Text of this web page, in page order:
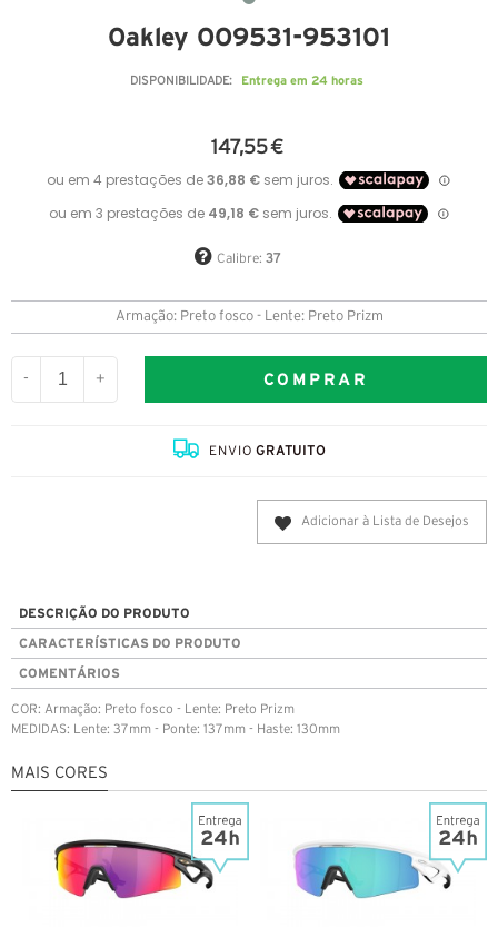
Oakley OO9531-953101
DISPONIBILIDADE: Entrega em 24 horas
147,55 €
Calibre: 37
Armação: Preto fosco - Lente: Preto Prizm
- + COMPRAR
ENVIOGRATUITO
Adicionar à Lista de Desejos
DESCRIÇÃO DO PRODUTO
CARACTERÍSTICAS DO PRODUTO
COMENTÁRIOS
COR: Armação: Preto fosco - Lente: Preto Prizm
MEDIDAS: Lente: 37mm - Ponte: 137mm - Haste: 130mm
MAIS CORES